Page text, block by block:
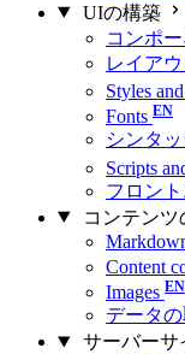
UIの構築
コンポ
レイアウ
Styles
Fonts
シンタ
Scripts
フロン
コンテンツ
Content
Images
データ
サーバーサ